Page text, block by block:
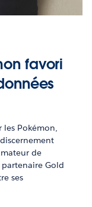
favori
Pokémon,
de
Gold
ses